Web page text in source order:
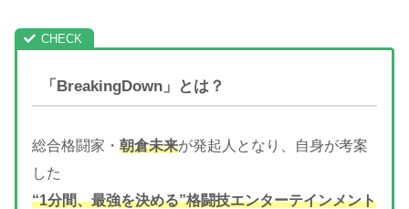
「BreakingDown」とは？
総合格闘家・ 朝倉未来が発起人となり、自身が考案
した
“1分間、最強を決める”格闘技エンターテインメント